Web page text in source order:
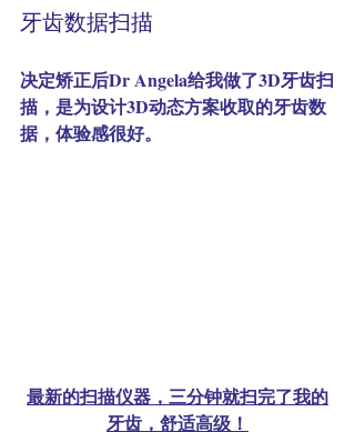
牙齿数据扫描
决定矫正后Dr Angela给我做了3D牙齿扫
描，是为设计3D动态方案收取的牙齿数
据，体验感很好。
最新的扫描仪器，三分钟就扫完了我的
牙齿，舒适高级！